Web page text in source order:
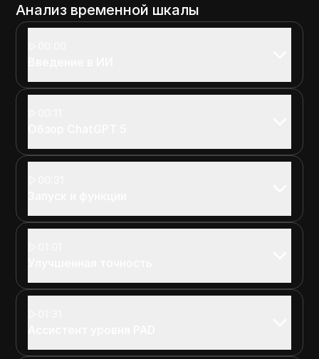
Анализ временной шкалы